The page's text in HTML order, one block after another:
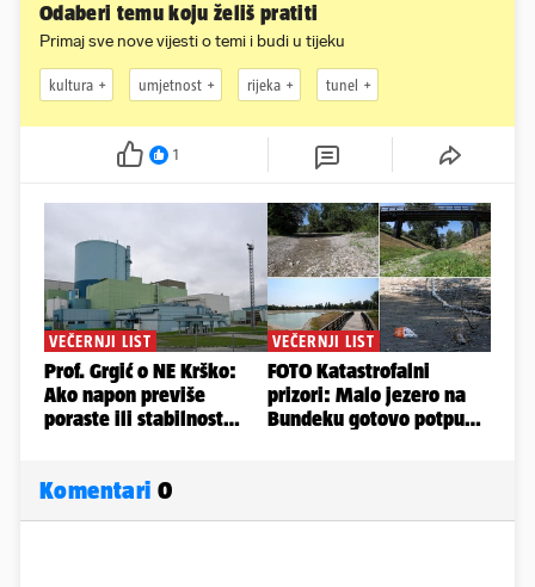
Odaberi temu koju želiš pratiti
Primaj sve nove vijesti o temi i budi u tijeku
kultura umjetnost rijeka tunel
1
Komentari 0